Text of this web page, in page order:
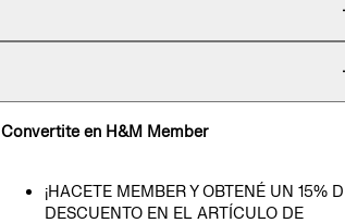
Convertite en H&M Member
¡HACETE MEMBER Y OBTENÉ UN 15%
DESCUENTO EN EL ARTÍCULO DE